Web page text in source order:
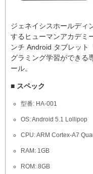
ジェネイシスホールディ
するヒューマンアカデミ
ンチ Android タブレット
グラミング学習ができる
ール。
■ スペック
型番: HA-001
OS: Android 5.1 Lollipop
CPU: ARM Cortex-A7
RAM: 1GB
ROM: 8GB